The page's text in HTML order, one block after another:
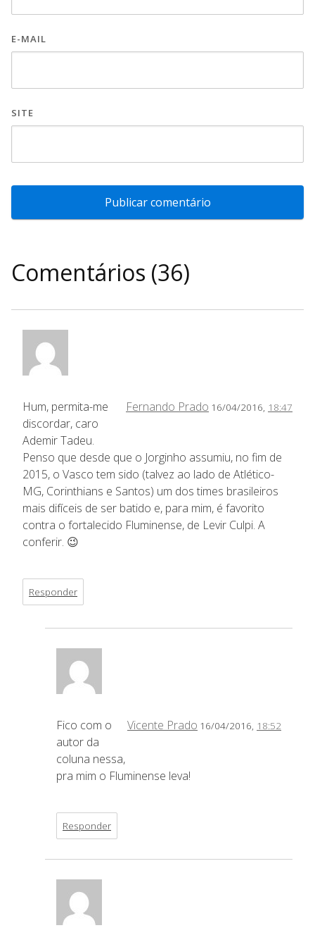
E-MAIL
SITE
Comentários (36)
Fernando Prado 16/04/2016, 18:47
Hum, permita-me
discordar, caro
Ademir Tadeu.
Penso que desde que o Jorginho assumiu, no fim de
2015, o Vasco tem sido (talvez ao lado de Atlético-
MG, Corinthians e Santos) um dos times brasileiros
mais difíceis de ser batido e, para mim, é favorito
contra o fortalecido Fluminense, de Levir Culpi. A
conferir. 😉
Responder
Vicente Prado 16/04/2016, 18:52
Fico com o
autor da
coluna nessa,
pra mim o Fluminense leva!
Responder